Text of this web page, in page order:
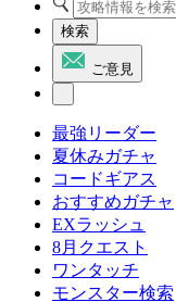
検索
ご意見
最強リーダー
夏休みガチャ
コードギアス
おすすめガチャ
EXラッシュ
8月クエスト
ワンタッチ
モンスター検索